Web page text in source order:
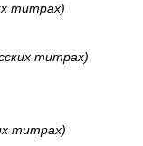
титрах)
титрах)
титрах)